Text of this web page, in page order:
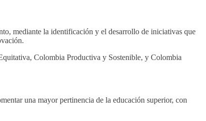
mediante la identificación y el desarrollo de iniciativas que
Colombia Productiva y Sostenible, y Colombia
una mayor pertinencia de la educación superior, con